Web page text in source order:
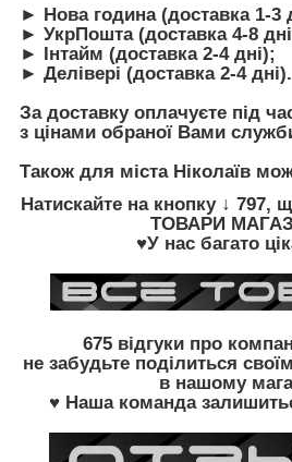
► Нова година (доставка 1-3
► УкрПошта (доставка 4-8
► Інтайм (доставка 2-4 дні);
► Делівері (доставка 2-4 дні).
За доставку оплачуєте під
з цінами обраної Вами
Також для міста Ніколаїв
Натискайте на кнопку↓ 797,
ТОВАРИ
♥У нас багато
675 відгуки про
не забудьте поділиться
в нашому
♥ Наша команда